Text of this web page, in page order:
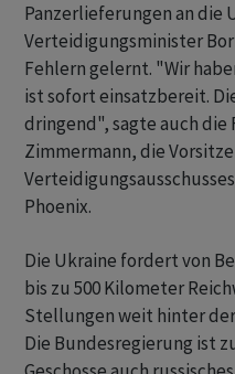
Panzerlieferungen an die
Verteidigungsminister
Fehlern gelernt. "Wir
ist sofort einsatzbereit.
dringend", sagte auch
Zimmermann, die
Phoenix.
Die Ukraine fordert von
bis zu 500 Kilometer
Stellungen weit hinter
Die Bundesregierung ist